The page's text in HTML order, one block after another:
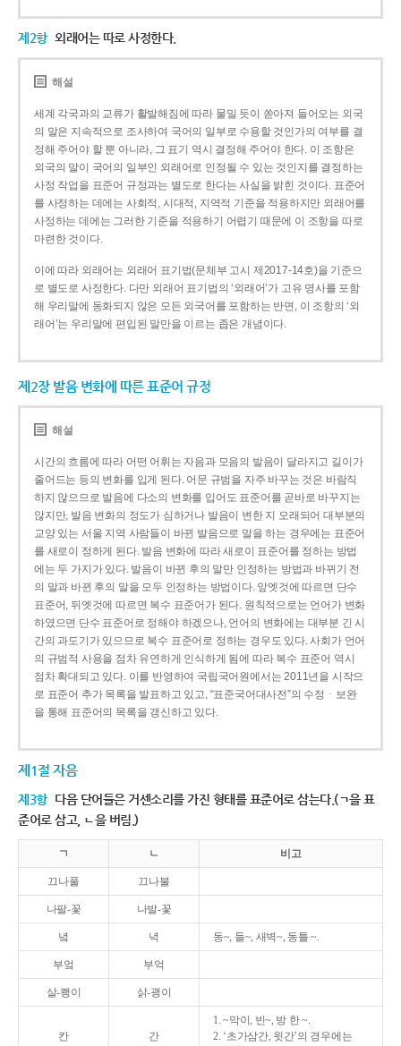
제2항 외래어는 따로 사정한다.
해설
세계 각국과의 교류가 활발해짐에 따라 물밀 듯이 쏟아져 들어오는 외국
의 말은 지속적으로 조사하여 국어의 일부로 수용할 것인가의 여부를 결
정해 주어야 할 뿐 아니라, 그 표기 역시 결정해 주어야 한다. 이 조항은
외국의 말이 국어의 일부인 외래어로 인정될 수 있는 것인지를 결정하는
사정 작업을 표준어 규정과는 별도로 한다는 사실을 밝힌 것이다. 표준어
를 사정하는 데에는 사회적, 시대적, 지역적 기준을 적용하지만 외래어를
사정하는 데에는 그러한 기준을 적용하기 어렵기 때문에 이 조항을 따로
마련한 것이다.
이에 따라 외래어는 외래어 표기법(문체부 고시 제2017-14호)을 기준으
로 별도로 사정한다. 다만 외래어 표기법의 ‘외래어’가 고유 명사를 포함
해 우리말에 동화되지 않은 모든 외국어를 포함하는 반면, 이 조항의 ‘외
래어’는 우리말에 편입된 말만을 이르는 좁은 개념이다.
제2장 발음 변화에 따른 표준어 규정
해설
시간의 흐름에 따라 어떤 어휘는 자음과 모음의 발음이 달라지고 길이가
줄어드는 등의 변화를 입게 된다. 어문 규범을 자주 바꾸는 것은 바람직
하지 않으므로 발음에 다소의 변화를 입어도 표준어를 곧바로 바꾸지는
않지만, 발음 변화의 정도가 심하거나 발음이 변한 지 오래되어 대부분의
교양 있는 서울 지역 사람들이 바뀐 발음으로 말을 하는 경우에는 표준어
를 새로이 정하게 된다. 발음 변화에 따라 새로이 표준어를 정하는 방법
에는 두 가지가 있다. 발음이 바뀐 후의 말만 인정하는 방법과 바뀌기 전
의 말과 바뀐 후의 말을 모두 인정하는 방법이다. 앞엣것에 따르면 단수
표준어, 뒤엣것에 따르면 복수 표준어가 된다. 원칙적으로는 언어가 변화
하였으면 단수 표준어로 정해야 하겠으나, 언어의 변화에는 대부분 긴 시
간의 과도기가 있으므로 복수 표준어로 정하는 경우도 있다. 사회가 언어
의 규범적 사용을 점차 유연하게 인식하게 됨에 따라 복수 표준어 역시
점차 확대되고 있다. 이를 반영하여 국립국어원에서는 2011년을 시작으
로 표준어 추가 목록을 발표하고 있고, “표준국어대사전”의 수정ㆍ보완
을 통해 표준어의 목록을 갱신하고 있다.
제1절 자음
제3항 다음 단어들은 거센소리를 가진 형태를 표준어로 삼는다.(ㄱ을 표
준어로 삼고, ㄴ을 버림.)
ㄱ ㄴ 비고
끄나풀 끄나불
나팔-꽃 나발-꽃
녘 녁 동~, 들~, 새벽~, 동틀 ~.
부엌 부억
살-쾡이 삵-괭이
칸 간
1. ~막이, 빈~, 방 한 ~.
2. ‘초가삼간, 윗간’의 경우에는